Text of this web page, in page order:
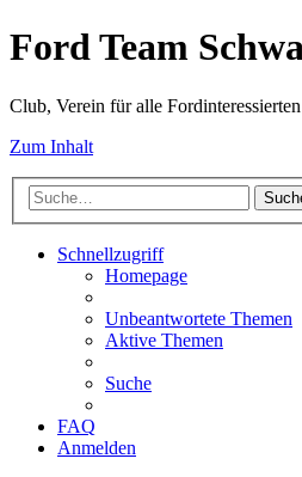
Ford Team
Club, Verein für alle Fordinteressierten
Zum Inhalt
Schnellzugriff
Homepage
Unbeantwortete Themen
Aktive Themen
Suche
FAQ
Anmelden